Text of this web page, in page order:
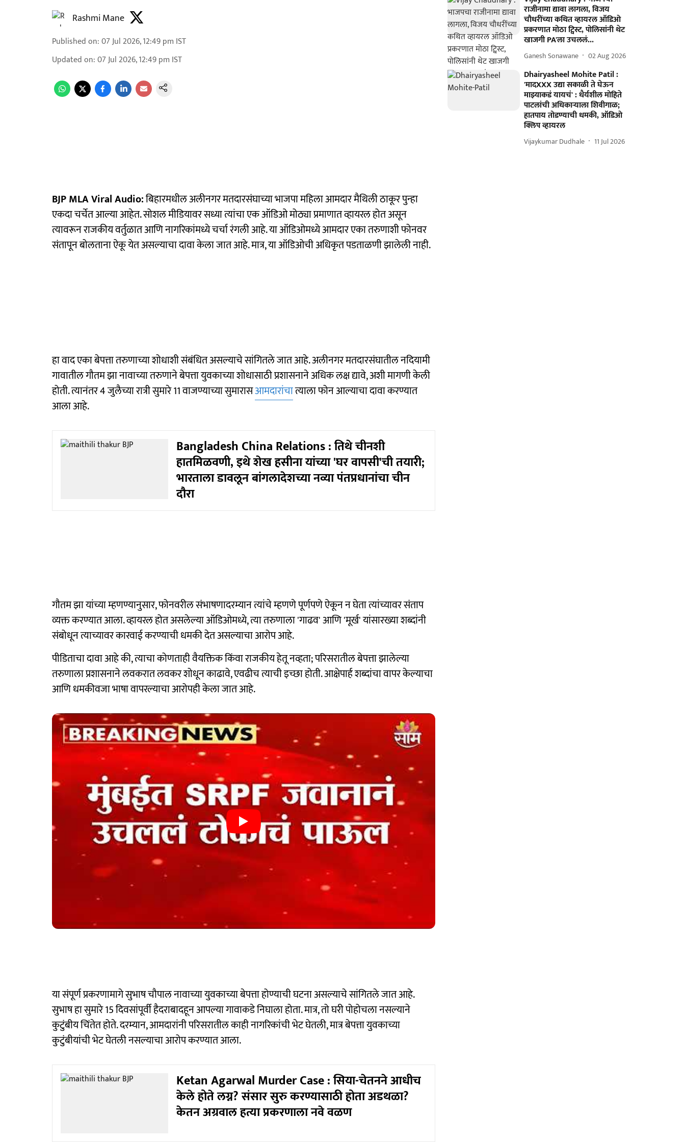
Rashmi Mane
Published on:07 Jul 2026, 12:49 pm IST
Updated on:07 Jul 2026, 12:49 pm IST
BJP MLA Viral Audio:बिहारमधील अलीनगर मतदारसंघाच्या भाजपा महिला आमदार मैथिली ठाकूर पुन्हा
एकदा चर्चेत आल्या आहेत. सोशल मीडियावर सध्या त्यांचा एक ऑडिओ मोठ्या प्रमाणात व्हायरल होत असून
त्यावरून राजकीय वर्तुळात आणि नागरिकांमध्ये चर्चा रंगली आहे. या ऑडिओमध्ये आमदार एका तरुणाशी फोनवर
संतापून बोलताना ऐकू येत असल्याचा दावा केला जात आहे. मात्र, या ऑडिओची अधिकृत पडताळणी झालेली नाही.
हा वाद एका बेपत्ता तरुणाच्या शोधाशी संबंधित असल्याचे सांगितले जात आहे. अलीनगर मतदारसंघातील नदियामी
गावातील गौतम झा नावाच्या तरुणाने बेपत्ता युवकाच्या शोधासाठी प्रशासनाने अधिक लक्ष द्यावे, अशी मागणी केली
होती. त्यानंतर 4 जुलैच्या रात्री सुमारे 11 वाजण्याच्या सुमारासआमदारांचात्याला फोन आल्याचा दावा करण्यात
आला आहे.
Bangladesh China Relations : तिथे चीनशी
हातमिळवणी, इथे शेख हसीना यांच्या 'घर वापसी'ची तयारी;
भारताला डावलून बांगलादेशच्या नव्या पंतप्रधानांचा चीन
दौरा
गौतम झा यांच्या म्हणण्यानुसार, फोनवरील संभाषणादरम्यान त्यांचे म्हणणे पूर्णपणे ऐकून न घेता त्यांच्यावर संताप
व्यक्त करण्यात आला. व्हायरल होत असलेल्या ऑडिओमध्ये, त्या तरुणाला 'गाढव' आणि 'मूर्ख' यांसारख्या शब्दांनी
संबोधून त्याच्यावर कारवाई करण्याची धमकी देत ​​असल्याचा आरोप आहे.
पीडिताचा दावा आहे की, त्याचा कोणताही वैयक्तिक किंवा राजकीय हेतू नव्हता; परिसरातील बेपत्ता झालेल्या
तरुणाला प्रशासनाने लवकरात लवकर शोधून काढावे, एवढीच त्याची इच्छा होती. आक्षेपार्ह शब्दांचा वापर केल्याचा
आणि धमकीवजा भाषा वापरल्याचा आरोपही केला जात आहे.
या संपूर्ण प्रकरणामागे सुभाष चौपाल नावाच्या युवकाच्या बेपत्ता होण्याची घटना असल्याचे सांगितले जात आहे.
सुभाष हा सुमारे 15 दिवसांपूर्वी हैदराबादहून आपल्या गावाकडे निघाला होता. मात्र, तो घरी पोहोचला नसल्याने
कुटुंबीय चिंतेत होते. दरम्यान, आमदारांनी परिसरातील काही नागरिकांची भेट घेतली, मात्र बेपत्ता युवकाच्या
कुटुंबीयांची भेट घेतली नसल्याचा आरोप करण्यात आला.
Ketan Agarwal Murder Case : सिया-चेतनने आधीच
केले होते लग्न? संसार सुरु करण्यासाठी होता अडथळा?
केतन अग्रवाल हत्या प्रकरणाला नवे वळण
राजीनामा द्यावा लागला, विजय
चौधरींच्या कथित व्हायरल ऑडिओ
प्रकरणात मोठा ट्विस्ट, पोलिसांनी थेट
खाजगी PA'ला उचललं...
Ganesh Sonawane 02 Aug 2026
Dhairyasheel Mohite Patil :
'मादXXX उद्या सकाळी ते घेऊन
माझ्याकडं यायचं' : धैर्यशील मोहिते
पाटलांची अधिकाऱ्याला शिवीगाळ;
हातपाय तोडण्याची धमकी, ऑडिओ
क्लिप व्हायरल
Vijaykumar Dudhale 11 Jul 2026